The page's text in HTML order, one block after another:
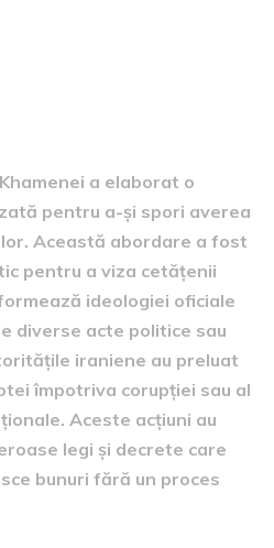
a elaborat o
pentru a-și spori averea
Această abordare a fost
pentru a viza cetățenii
ideologiei oficiale
diverse acte politice sau
iraniene au preluat
împotriva corupției sau al
Aceste acțiuni au
legi și decrete care
bunuri fără un proces